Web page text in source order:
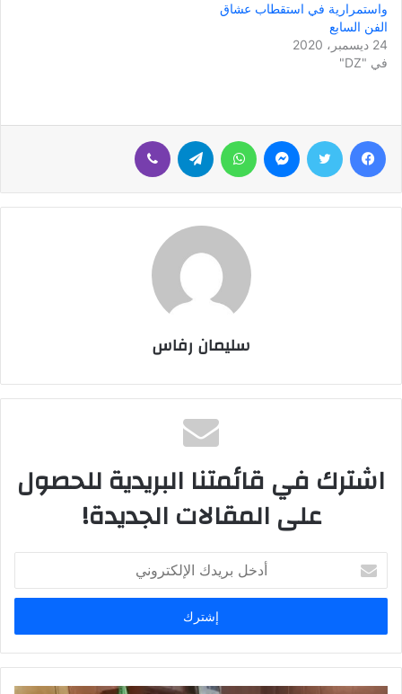
واستمرارية في استقطاب عشاق
الفن السابع
24 ديسمبر، 2020
في "DZ"
سليمان رفاس
اشترك في قائمتنا البريدية للحصول
على المقالات الجديدة!
خ
ب
ر